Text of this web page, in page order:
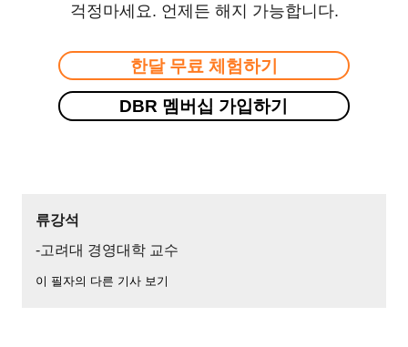
걱정마세요. 언제든 해지 가능합니다.
한달 무료 체험하기
DBR 멤버십 가입하기
류강석
-고려대 경영대학 교수
이 필자의 다른 기사 보기